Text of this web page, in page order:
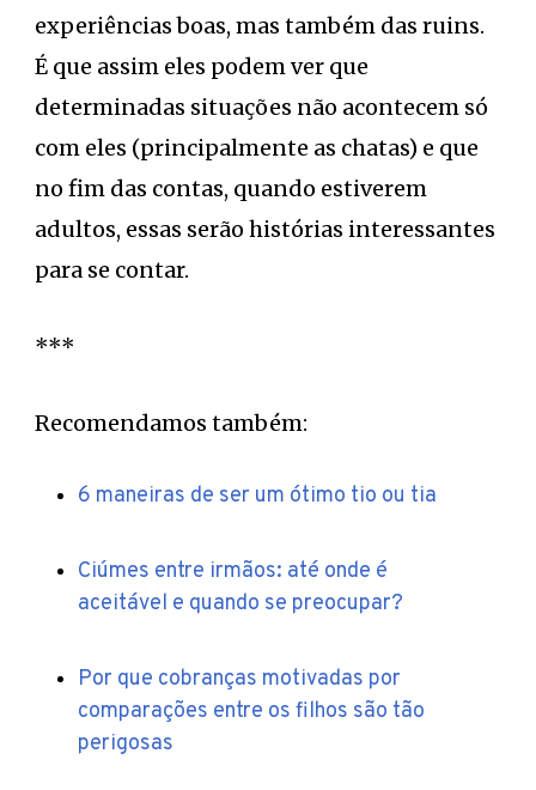
experiências boas, mas também das ruins.
É que assim eles podem ver que
determinadas situações não acontecem só
com eles (principalmente as chatas) e que
no fim das contas, quando estiverem
adultos, essas serão histórias interessantes
para se contar.
***
Recomendamos também:
6 maneiras de ser um ótimo tio ou tia
Ciúmes entre irmãos: até onde é
aceitável e quando se preocupar?
Por que cobranças motivadas por
comparações entre os filhos são tão
perigosas